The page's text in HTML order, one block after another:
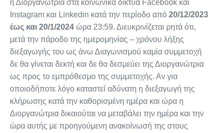
η Διοργανώτρια στα κοινωνικά δίκτυα Facebook και
Instagram και Linkedin κατά την περίοδο από 20/12/2023
έως και 20/1/2024 ώρα 23:59. Διευκρινίζεται ρητά ότι,
μετά την πάροδο της ημερομηνίας – χρόνου λήξης
διεξαγωγής του ως άνω Διαγωνισμού καμία συμμετοχή
δε θα γίνεται δεκτή και δε θα δεσμεύει της Διοργανώτρια
ως προς το εμπρόθεσμο της συμμετοχής. Αν για
οποιοδήποτε λόγο καταστεί αδύνατη η διεξαγωγή της
κλήρωσης κατά την καθορισμένη ημέρα και ώρα η
Διοργανώτρια δικαιούται να μεταβάλει την ημέρα και την
ώρα αυτής με προηγούμενη ανακοίνωσή της στους